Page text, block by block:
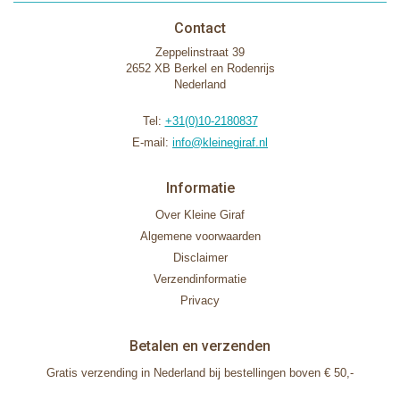
Contact
Zeppelinstraat 39
2652 XB Berkel en Rodenrijs
Nederland
Tel: +31(0)10-2180837
E-mail: info@kleinegiraf.nl
Informatie
Over Kleine Giraf
Algemene voorwaarden
Disclaimer
Verzendinformatie
Privacy
Betalen en verzenden
Gratis verzending in Nederland bij bestellingen boven € 50,-